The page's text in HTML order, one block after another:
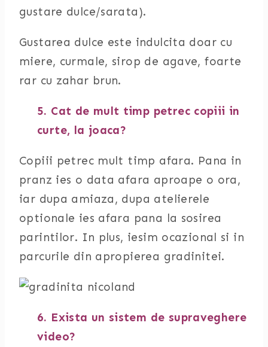
gustare dulce/sarata).
Gustarea dulce este indulcita doar cu
miere, curmale, sirop de agave, foarte
rar cu zahar brun.
5. Cat de mult timp petrec copiii in
curte, la joaca?
Copiii petrec mult timp afara. Pana in
pranz ies o data afara aproape o ora,
iar dupa amiaza, dupa atelierele
optionale ies afara pana la sosirea
parintilor. In plus, iesim ocazional si in
parcurile din apropierea gradinitei.
6. Exista un sistem de supraveghere
video?